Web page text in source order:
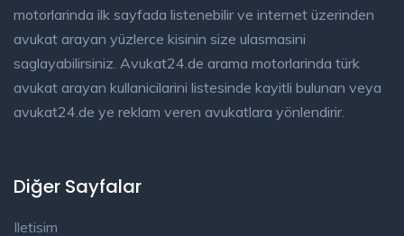
motorlarinda ilk sayfada listenebilir ve internet üzerinden
avukat arayan yüzlerce kisinin size ulasmasini
saglayabilirsiniz. Avukat24.de arama motorlarinda türk
avukat arayan kullanicilarini listesinde kayitli bulunan veya
avukat24.de ye reklam veren avukatlara yönlendirir.
Diğer Sayfalar
Iletisim